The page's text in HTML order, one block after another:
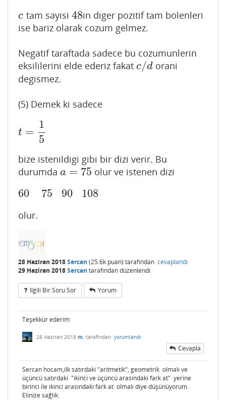
c
c tam sayisi 48
48in diger pozitif tam bolenleri
ise bariz olarak cozum gelmez.
Negatif taraftada sadece bu cozumunlerin
eksililerini elde ederiz fakat c/d
c/d orani
degismez.
(5) Demek ki sadece
t =
1
5
t=1 5
bize istenildigi gibi bir dizi verir. Bu
durumda a = 75
a=75 olur ve istenen dizi
60 75 90 108
60 75 90
108
olur.
28 Haziran 2018Sercan (25.6k puan) tarafından cevaplandı
29 Haziran 2018Sercan tarafındandüzenlendi
Ilgili Bir Soru Sor Yorum
Teşekkür ederim
28 Haziran 2018 m. tarafından yorumlandı
Cevapla
Sercan hocam,ilk satırdaki "aritmetik", geometrik olmalı ve
üçüncü satırdaki "ikinci ve üçüncü arasındaki fark at" yerine
birinci ile ikinci arasındaki fark at olmalı diye düşünüyorum.
Elinize sağlık.